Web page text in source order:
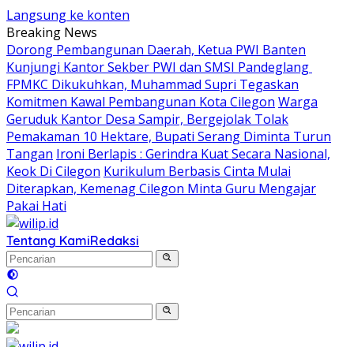
Langsung ke konten
Breaking News
Dorong Pembangunan Daerah, Ketua PWI Banten
Kunjungi Kantor Sekber PWI dan SMSI Pandeglang
FPMKC Dikukuhkan, Muhammad Supri Tegaskan
Komitmen Kawal Pembangunan Kota Cilegon Warga
Geruduk Kantor Desa Sampir, Bergejolak Tolak
Pemakaman 10 Hektare, Bupati Serang Diminta Turun
Tangan Ironi Berlapis : Gerindra Kuat Secara Nasional,
Keok Di Cilegon Kurikulum Berbasis Cinta Mulai
Diterapkan, Kemenag Cilegon Minta Guru Mengajar
Pakai Hati
Tentang KamiRedaksi